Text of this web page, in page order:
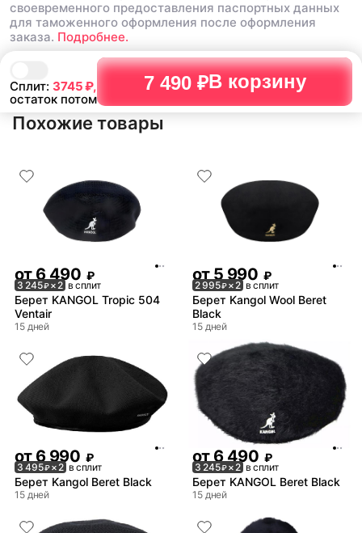
Сплит: 3745₽,
остаток потом
7 490 ₽В корзину
своевременного предоставления паспортных данных
для таможенного оформления после оформления
заказа. Подробнее.
Похожие товары
от 6 490 ₽
3 245₽× 2 в сплит
Берет KANGOL Tropic 504
Ventair
15 дней
от 5 990 ₽
2 995₽× 2 в сплит
Берет Kangol Wool Beret
Black
15 дней
от6 990 ₽
3 495₽× 2 в сплит
Берет Kangol Beret Black
15 дней
от6 490 ₽
3 245₽× 2 в сплит
Берет KANGOL Beret Black
15 дней